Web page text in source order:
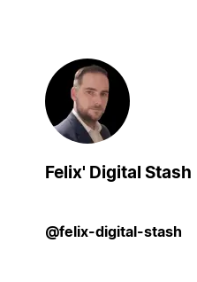
Felix' Digital Stash
@felix-digital-stash